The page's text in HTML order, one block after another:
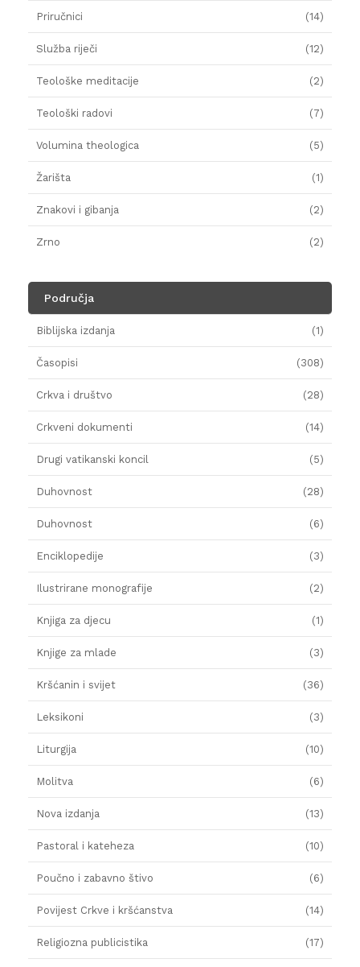
Priručnici (14)
Služba riječi (12)
Teološke meditacije (2)
Teološki radovi (7)
Volumina theologica (5)
Žarišta (1)
Znakovi i gibanja (2)
Zrno (2)
Područja
Biblijska izdanja (1)
Časopisi (308)
Crkva i društvo (28)
Crkveni dokumenti (14)
Drugi vatikanski koncil (5)
Duhovnost (28)
Duhovnost (6)
Enciklopedije (3)
Ilustrirane monografije (2)
Knjiga za djecu (1)
Knjige za mlade (3)
Kršćanin i svijet (36)
Leksikoni (3)
Liturgija (10)
Molitva (6)
Nova izdanja (13)
Pastoral i kateheza (10)
Poučno i zabavno štivo (6)
Povijest Crkve i kršćanstva (14)
Religiozna publicistika (17)